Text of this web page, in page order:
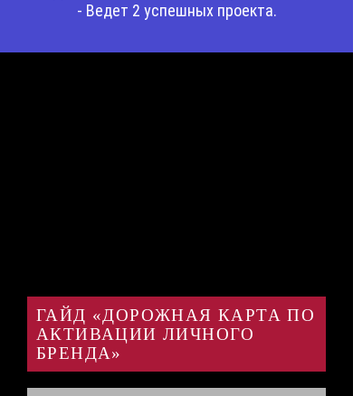
- Ведет 2 успешных проекта.
ГАЙД «ДОРОЖНАЯ КАРТА ПО
АКТИВАЦИИ ЛИЧНОГО
БРЕНДА»